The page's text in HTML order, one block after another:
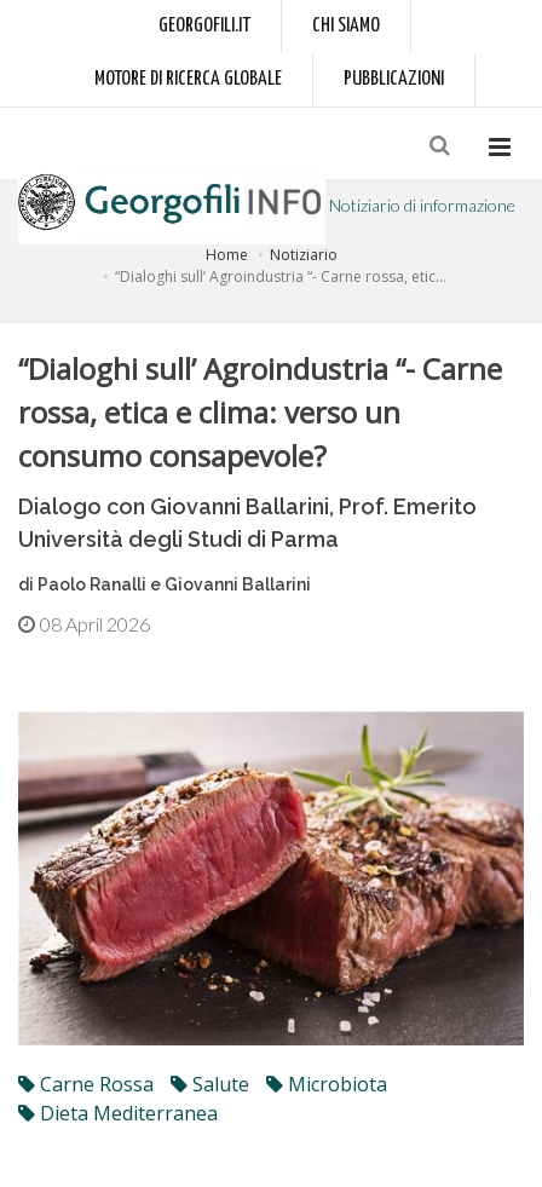
GEORGOFILI.IT CHI SIAMO
MOTORE DI RICERCA GLOBALE PUBBLICAZIONI
Notiziario di informazione
a cura dell'Accademia dei Georgofili
Home
Notiziario
“Dialoghi sull’ Agroindustria “- Carne rossa, etic...
“Dialoghi sull’ Agroindustria “- Carne
rossa, etica e clima: verso un
consumo consapevole?
Dialogo con Giovanni Ballarini, Prof. Emerito
Università degli Studi di Parma
di Paolo Ranalli e Giovanni Ballarini
08 April 2026
Carne Rossa Salute
Microbiota
Dieta Mediterranea